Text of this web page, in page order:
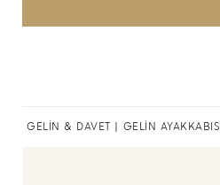
GELİN & DAVET GELİN AYAKKABISI